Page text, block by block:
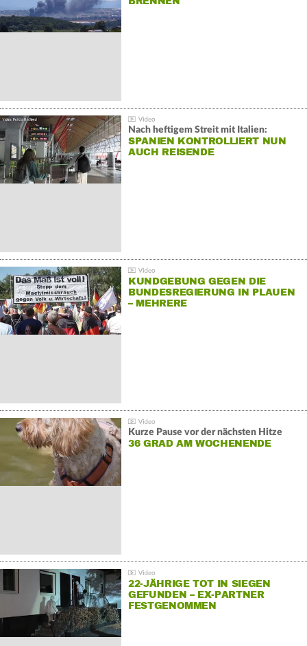
Nach heftigem Streit mit Italien:
SPANIEN KONTROLLIERT NUN
AUCH REISENDE
KUNDGEBUNG GEGEN DIE
BUNDESREGIERUNG IN PLAUEN
– MEHRERE
Kurze Pause vor der nächsten Hitze
36 GRAD AM WOCHENENDE
22-JÄHRIGE TOT IN SIEGEN
GEFUNDEN – EX-PARTNER
FESTGENOMMEN